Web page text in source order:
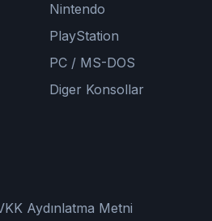
Nintendo
PlayStation
PC / MS-DOS
Diger Konsollar
Aydınlatma Metni